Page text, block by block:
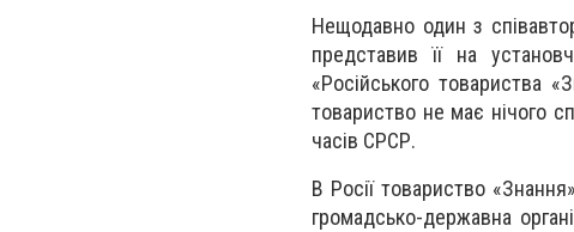
Нещодавно один з
представив її на
«Російського товариства
товариство не має нічого
часів СРСР.
В Росії товариство
громадсько-державна